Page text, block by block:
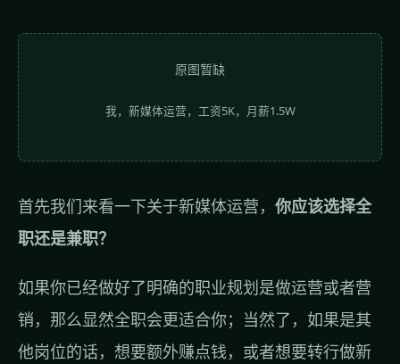
原图暂缺
我，新媒体运营，工资5K，月薪1.5W
首先我们来看一下关于新媒体运营， 你应该选择全
职还是兼职？
如果你已经做好了明确的职业规划是做运营或者营
销，那么显然全职会更适合你；当然了，如果是其
他岗位的话，想要额外赚点钱，或者想要转行做新